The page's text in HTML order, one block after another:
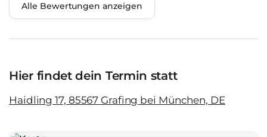
Alle Bewertungen anzeigen
Hier findet dein Termin statt
Haidling 17, 85567 Grafing bei München, DE